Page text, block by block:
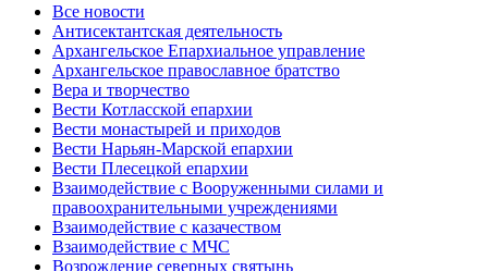
Все новости
Антисектантская деятельность
Архангельское Епархиальное управление
Архангельское православное братство
Вера и творчество
Вести Котласской епархии
Вести монастырей и приходов
Вести Нарьян-Марской епархии
Вести Плесецкой епархии
Взаимодействие с Вооруженными силами и
правоохранительными учреждениями
Взаимодействие с казачеством
Взаимодействие с МЧС
Возрождение северных святынь